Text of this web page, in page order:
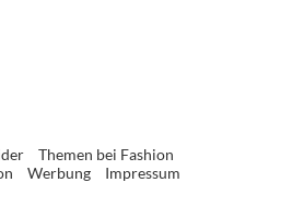
Themen bei Fashion
Werbung
Impressum